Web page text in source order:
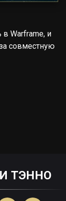
в Warframe, и
совместную
ТЭННО